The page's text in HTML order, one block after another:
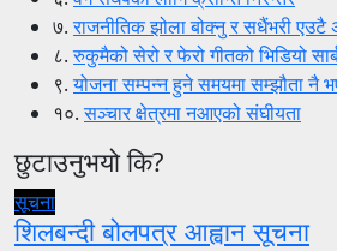
७.राजनीतिक झोला बोक्नु र सधैंभरी एउटै
८.रुकुमैको सेरो र फेरो गीतको भिडियो
९.योजना सम्पन्न हुने समयमा सम्झौता नै
१०.सञ्चार क्षेत्रमा नआएको संघीयता
छुटाउनुभयो कि?
सूचना
शिलबन्दी बोलपत्र आह्वान सूचना